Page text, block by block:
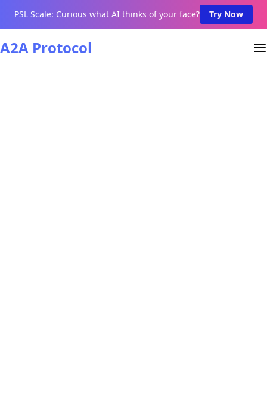
PSL Scale: Curious what AI thinks of your face? Try Now
A2A Protocol